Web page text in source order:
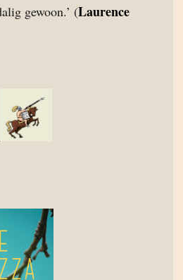
gewoon.’ (Laurence